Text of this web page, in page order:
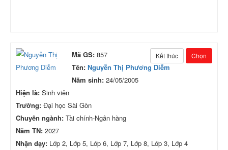
Kết thúc Chọn
Mã GS: 857
Tên: Nguyễn Thị Phương Diễm
Năm sinh: 24/05/2005
Hiện là: Sinh viên
Trường: Đại học Sài Gòn
Chuyên ngành: Tài chính-Ngân hàng
Năm TN: 2027
Nhận dạy: Lớp 2, Lớp 5, Lớp 6, Lớp 7, Lớp 8, Lớp 3, Lớp 4